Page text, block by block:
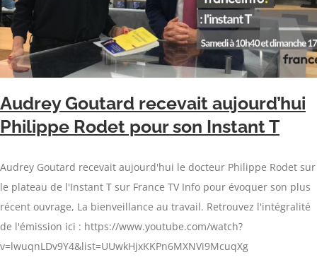
Audrey Goutard recevait aujourd’hui
Philippe Rodet pour son Instant T
Audrey Goutard recevait aujourd'hui le docteur Philippe Rodet sur
le plateau de l'Instant T sur France TV Info pour évoquer son plus
récent ouvrage, La bienveillance au travail. Retrouvez l'intégralité
de l'émission ici : https://www.youtube.com/watch?
v=lwuqnLDv9Y4&list=UUwkHjxKKPn6MXNVi9McuqXg